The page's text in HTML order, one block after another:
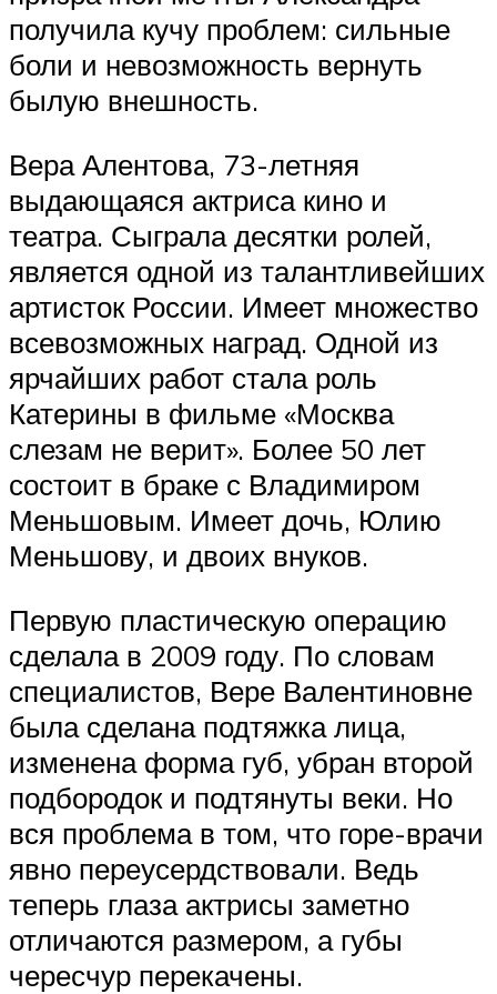
получила кучу проблем: сильные
боли и невозможность вернуть
былую внешность.
Вера Алентова, 73-летняя
выдающаяся актриса кино и
театра. Сыграла десятки ролей,
является одной из талантливейших
артисток России. Имеет множество
всевозможных наград. Одной из
ярчайших работ стала роль
Катерины в фильме «Москва
слезам не верит». Более 50 лет
состоит в браке с Владимиром
Меньшовым. Имеет дочь, Юлию
Меньшову, и двоих внуков.
Первую пластическую операцию
сделала в 2009 году. По словам
специалистов, Вере Валентиновне
была сделана подтяжка лица,
изменена форма губ, убран второй
подбородок и подтянуты веки. Но
вся проблема в том, что горе-врачи
явно переусердствовали. Ведь
теперь глаза актрисы заметно
отличаются размером, а губы
чересчур перекачены.